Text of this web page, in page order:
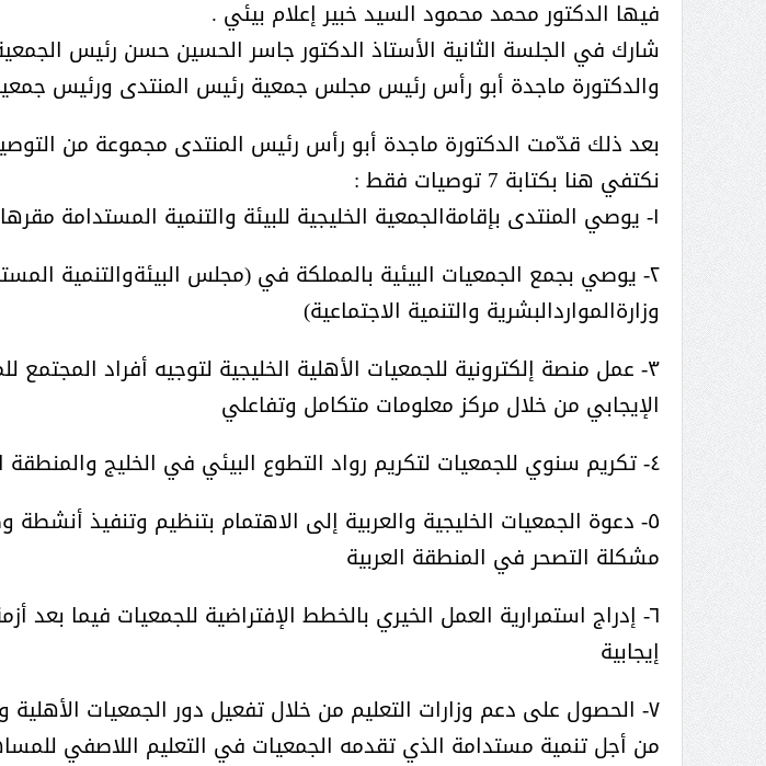
فيها الدكتور محمد محمود السيد خبير إعلام بيئي .
شارك في الجلسة الثانية الأستاذ الدكتور جاسر الحسين حسن رئيس
والدكتورة ماجدة أبو رأس رئيس مجلس جمعية رئيس المنتدى ورئيس
نكتفي هنا بكتابة 7 توصيات فقط :
١- يوصي المنتدى بإقامةالجمعية الخليجية للبيئة والتنمية المستدامة مقرها مجلس التعاون الخليجي
٢- يوصي بجمع الجمعيات البيئية بالمملكة في (مجلس البيئةوالتنمية
وزارةالمواردالبشرية والتنمية الاجتماعية)
٣- عمل منصة إلكترونية للجمعيات الأهلية الخليجية لتوجيه أفراد المجتمع
الإيجابي من خلال مركز معلومات متكامل وتفاعلي
٤- تكريم سنوي للجمعيات لتكريم رواد التطوع البيئي في الخليج والمنطقة العربية
٥- دعوة الجمعيات الخليجية والعربية إلى الاهتمام بتنظيم وتنفيذ
مشكلة التصحر في المنطقة العربية
إيجابية
٧- الحصول على دعم وزارات التعليم من خلال تفعيل دور الجمعيات الأهلية
من أجل تنمية مستدامة الذي تقدمه الجمعيات في التعليم اللاصفي
الشيخ صالح بن حسين آل
أكاديمية(جيت)